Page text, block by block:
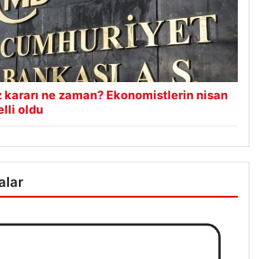
kararı ne zaman? Ekonomistlerin nisan
oldu